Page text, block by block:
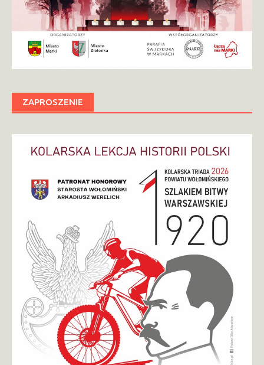
ZAPROSZENIE